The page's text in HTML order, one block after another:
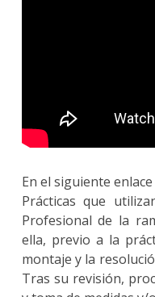
En el siguiente
Prácticas que
Profesional de la
ella, previo a la
montaje y la
Tras su revisión,